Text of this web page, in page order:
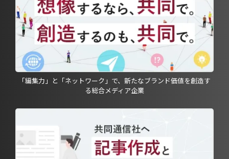
「編集力」と「ネットワーク」で、新たなブランド価値を創造す
る総合メディア企業